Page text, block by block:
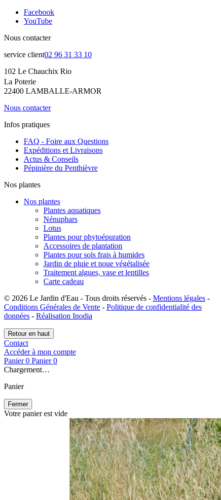
Facebook
YouTube
Nous contacter
service client02 96 31 33 10
102 Le Chauchix Rio
La Poterie
22400 LAMBALLE-ARMOR
Nous contacter
Infos pratiques
FAQ - Foire aux Questions
Expéditions et Livraisons
Actus & Conseils
Pépinière du Penthièvre
Nos plantes
Nos plantes
Plantes aquatiques
Nénuphars
Lotus
Plantes pour phytoépuration
Accessoires de plantation
Plantes pour sols frais à humides
Jardin de pluie et noue végétalisée
Traitement algues, vase et lentilles
Carte cadeau
© 2026 Le Jardin d'Eau - Tous droits réservés - Mentions légales -
Conditions Générales de Vente - Politique de confidentialité des
données - Réalisation Inodia
Retour en haut
Contact
Accéder à mon compte
Panier 0 Panier 0
Chargement…
Panier
Fermer
Votre panier est vide